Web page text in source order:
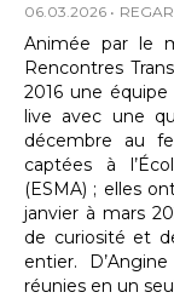
06.03.2026
Animée par le
Rencontres
2016 une
live avec une
décembre au
captées à
(ESMA) ; elles
janvier à mars
de curiosité et
entier.
réunies en un